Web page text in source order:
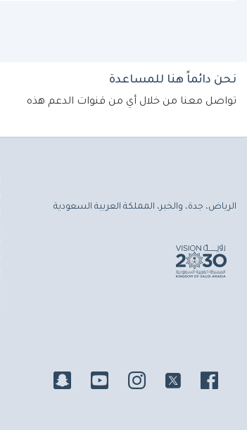
نحن دائماً هنا للمساعدة
تواصل معنا من خلال أي من قنوات الدعم هذه
الرياض، جدة، والخبر، المملكة العربية السعودية